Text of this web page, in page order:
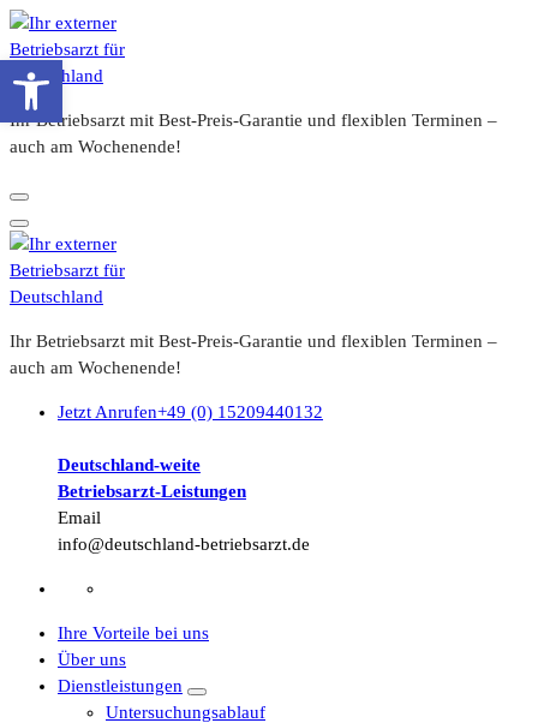
Zum
Inhalt
springen
Ihr Betriebsarzt mit Best-Preis-Garantie und flexiblen Terminen –
auch am Wochenende!
Ihr Betriebsarzt mit Best-Preis-Garantie und flexiblen Terminen –
auch am Wochenende!
Jetzt Anrufen+49 (0) 15209440132
Deutschland-weite
Betriebsarzt-Leistungen
Email
info@deutschland-betriebsarzt.de
Ihre Vorteile bei uns
Über uns
Dienstleistungen
Untersuchungsablauf
Werkzeugleiste öffnen